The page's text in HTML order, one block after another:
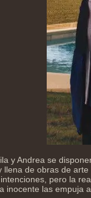
y Andrea se
llena de obras de
pero la
inocente las empuja